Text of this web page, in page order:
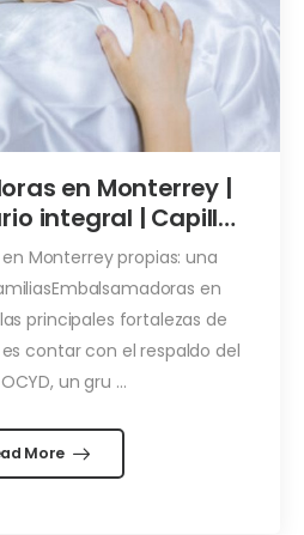
en Monterrey |
integral | Capillas
Carmen
Monterrey propias: una
en
principales fortalezas de
contar con el respaldo del
un gru ...
More